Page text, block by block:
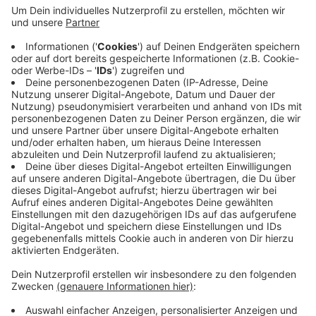
werden auf maximal 19 Grad beheizt, Flure gar
nicht. An Wochenenden und Feiertagen wird die
Heizung noch mal runtergedreht. Die
Lüftungsanlagen laufen nur noch tagsüber,
beleuchtet wird mit LED und spätabends und
nachts gar nicht mehr. Wolff betont aber, der
Lehr- und Forschungsbetrieb laufe weiter, eine
Schließung der Uni sei keine Option.
Veröffentlicht: Mittwoch, 28.09.2022 06:20
Anzeige
Anzeige